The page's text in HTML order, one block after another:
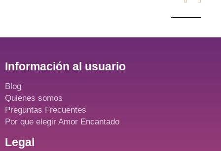
Información al usuario
Blog
Quienes somos
Preguntas Frecuentes
Por que elegir Amor Encantado
Legal